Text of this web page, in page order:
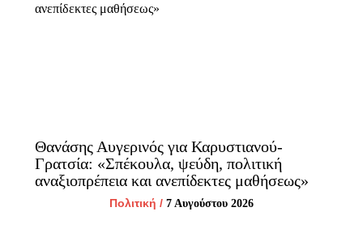
Θανάσης Αυγερινός για Καρυστιανού-
Γρατσία: «Σπέκουλα, ψεύδη, πολιτική
αναξιοπρέπεια και ανεπίδεκτες μαθήσεως»
Πολιτική / 7 Αυγούστου 2026